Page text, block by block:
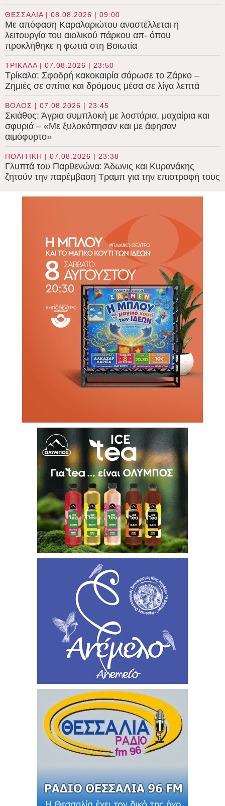
ΘΕΣΣΑΛΙΑ | 08.08.2026 | 09:00
Με απόφαση Καραλαριώτου αναστέλλεται η
λειτουργία του αιολικού πάρκου απ- όπου
προκλήθηκε η φωτιά στη Βοιωτία
ΤΡΙΚΑΛΑ | 07.08.2026 | 23:50
Τρίκαλα: Σφοδρή κακοκαιρία σάρωσε το Ζάρκο –
Ζημιές σε σπίτια και δρόμους μέσα σε λίγα λεπτά
ΒΟΛΟΣ | 07.08.2026 | 23:45
Σκιάθος: Άγρια συμπλοκή με λοστάρια, μαχαίρια και
σφυριά – «Με ξυλοκόπησαν και με άφησαν
αιμόφυρτο»
ΠΟΛΙΤΙΚΗ | 07.08.2026 | 23:38
Γλυπτά του Παρθενώνα: Άδωνις και Κυρανάκης
ζητούν την παρέμβαση Τραμπ για την επιστροφή τους